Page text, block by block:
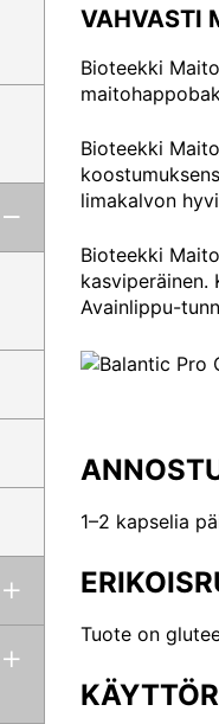
VAHVASTI
Bioteekki
Bioteekki
limakalvon
Bioteekki
kasviperäinen.
Avainlippu-
1–2 kapselia
Tuote on